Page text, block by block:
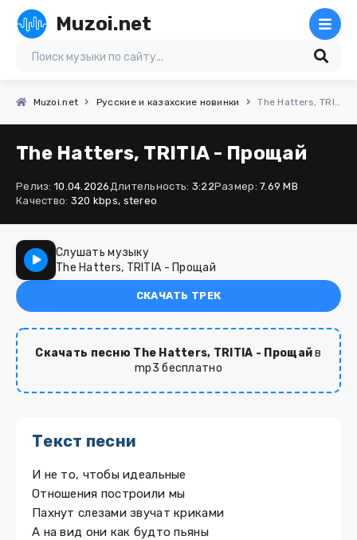
Muzoi.net
Muzoi.net Русские и казахские новинки The Hatters, TRITIA - Прощай
The Hatters, TRITIA - Прощай
Релиз: 10.04.2026Длительность: 3:22Размер: 7.69 MB
Качество: 320 kbps, stereo
Слушать музыку
The Hatters, TRITIA - Прощай
СКАЧАТЬ ТРЕК
Скачать песню The Hatters, TRITIA - Прощайв
mp3 бесплатно
Текст песни
И не то, чтобы идеальные
Отношения построили мы
Пахнут слезами звучат криками
А на вид они как будто пьяны